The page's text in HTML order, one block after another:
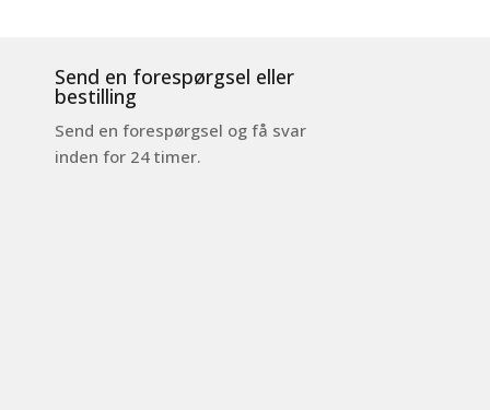
Send en forespørgsel eller
bestilling
Send en forespørgsel og få svar
inden for 24 timer.